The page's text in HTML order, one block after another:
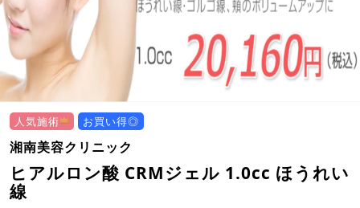
人気施術 お買い得◎
湘南美容クリニック
ヒアルロン酸 CRMジェル 1.0cc ほうれい
線